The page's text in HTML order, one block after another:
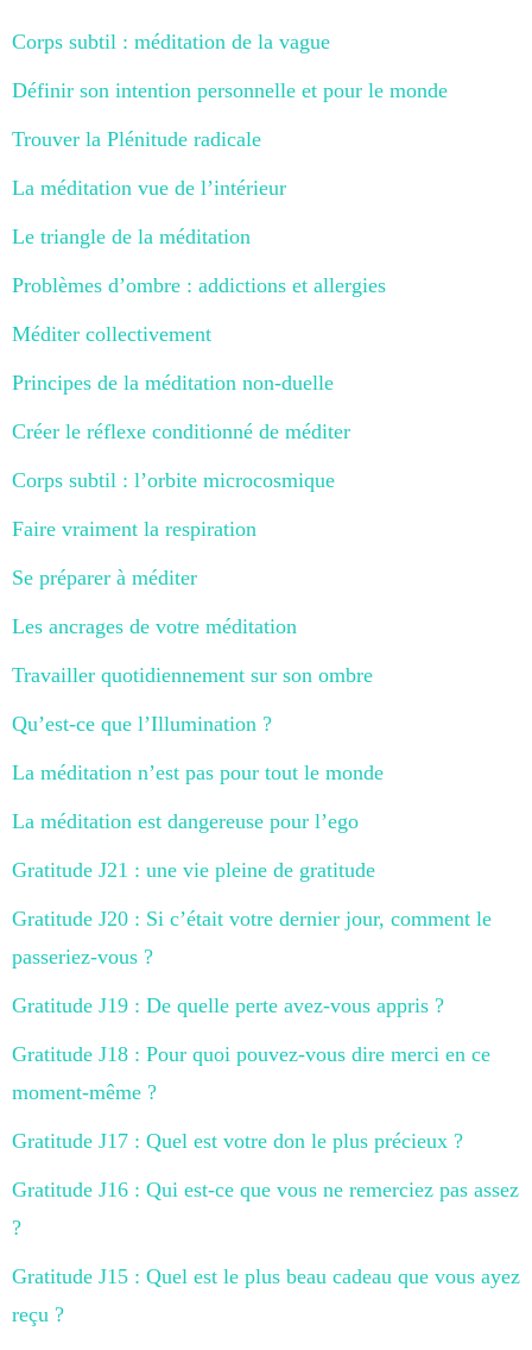
Corps subtil : méditation de la vague
Définir son intention personnelle et pour le monde
Trouver la Plénitude radicale
La méditation vue de l’intérieur
Le triangle de la méditation
Problèmes d’ombre : addictions et allergies
Méditer collectivement
Principes de la méditation non-duelle
Créer le réflexe conditionné de méditer
Corps subtil : l’orbite microcosmique
Faire vraiment la respiration
Se préparer à méditer
Les ancrages de votre méditation
Travailler quotidiennement sur son ombre
Qu’est-ce que l’Illumination ?
La méditation n’est pas pour tout le monde
La méditation est dangereuse pour l’ego
Gratitude J21 : une vie pleine de gratitude
Gratitude J20 : Si c’était votre dernier jour, comment le
passeriez-vous ?
Gratitude J19 : De quelle perte avez-vous appris ?
Gratitude J18 : Pour quoi pouvez-vous dire merci en ce
moment-même ?
Gratitude J17 : Quel est votre don le plus précieux ?
Gratitude J16 : Qui est-ce que vous ne remerciez pas assez
?
Gratitude J15 : Quel est le plus beau cadeau que vous ayez
reçu ?